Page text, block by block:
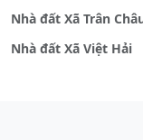
Nhà đất Xã Trân
Nhà đất Xã Việt Hải